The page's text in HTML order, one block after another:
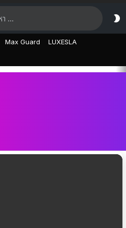
Max Guard LUXESLA